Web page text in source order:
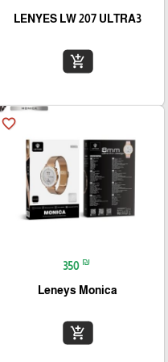
LENYES LW 207 ULTRA3
add_shopping_cart
favorite_border
350 ₪
Leneys Monica
add_shopping_cart